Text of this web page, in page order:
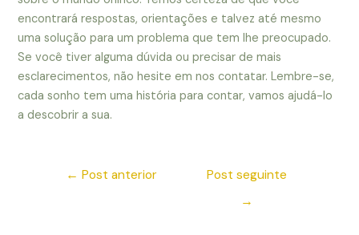
encontrará respostas, orientações e talvez até mesmo
uma solução para um problema que tem lhe preocupado.
Se você tiver alguma dúvida ou precisar de mais
esclarecimentos, não hesite em nos contatar. Lembre-se,
cada sonho tem uma história para contar, vamos ajudá-lo
a descobrir a sua.
← Post anterior
Post seguinte
→